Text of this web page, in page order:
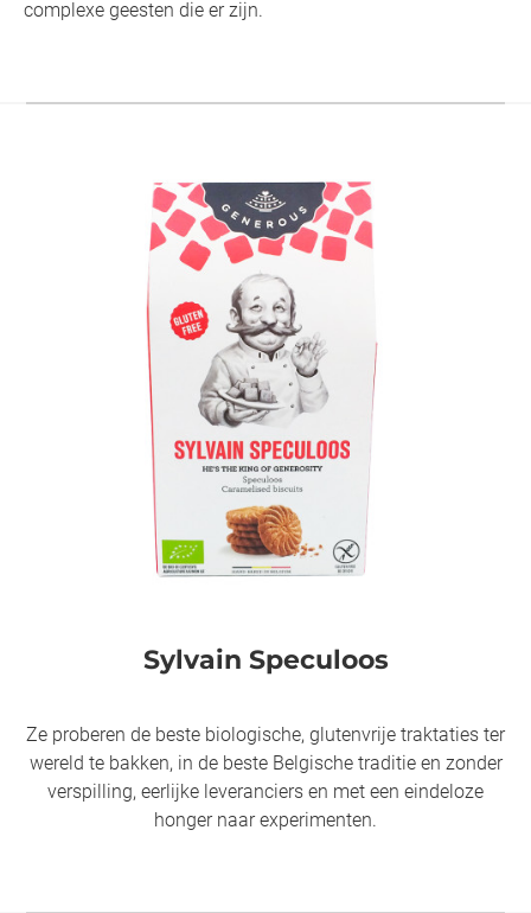
complexe geesten die er zijn.
Sylvain Speculoos
Ze proberen de beste biologische, glutenvrije traktaties ter
wereld te bakken, in de beste Belgische traditie en zonder
verspilling, eerlijke leveranciers en met een eindeloze
honger naar experimenten.